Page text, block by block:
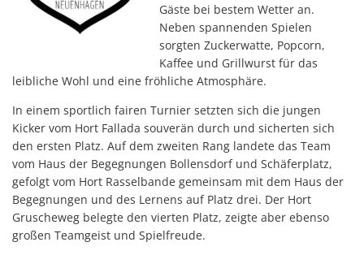
Gäste bei bestem Wetter an.
Neben spannenden Spielen
sorgten Zuckerwatte, Popcorn,
Kaffee und Grillwurst für das
leibliche Wohl und eine fröhliche Atmosphäre.
In einem sportlich fairen Turnier setzten sich die jungen
Kicker vom Hort Fallada souverän durch und sicherten sich
den ersten Platz. Auf dem zweiten Rang landete das Team
vom Haus der Begegnungen Bollensdorf und Schäferplatz,
gefolgt vom Hort Rasselbande gemeinsam mit dem Haus der
Begegnungen und des Lernens auf Platz drei. Der Hort
Gruscheweg belegte den vierten Platz, zeigte aber ebenso
großen Teamgeist und Spielfreude.